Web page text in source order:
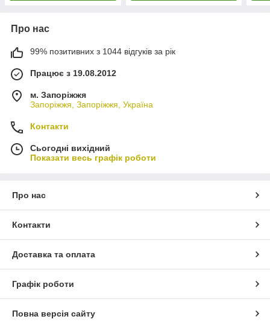
Про нас
99% позитивних з 1044 відгуків за рік
Працює з 19.08.2012
м. Запоріжжя
Запоріжжя, Запоріжжя, Україна
Контакти
Сьогодні вихідний
Показати весь графік роботи
Про нас
Контакти
Доставка та оплата
Графік роботи
Повна версія сайту